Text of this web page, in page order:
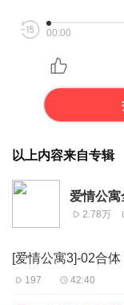
00:00
以上内容来自专辑
爱情公
2.78万
[爱情公寓3]-02合
197 42:40